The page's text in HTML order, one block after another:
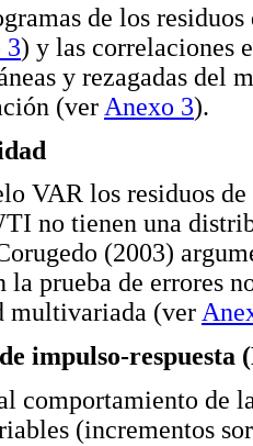
de los
3) y las correlaciones
y rezagadas del
(ver Anexo 3).
VAR los residuos
no tienen una
(2003)
la prueba de errores
multivariada (ver
impulso-respuesta
comportamiento de
(incrementos